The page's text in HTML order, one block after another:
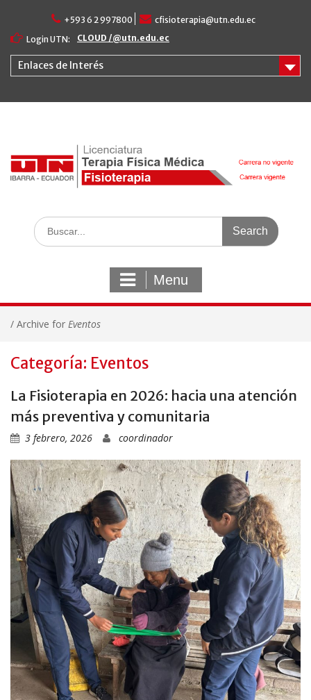
content
+593 6 2 997800
cfisioterapia@utn.edu.ec
Login UTN:
CLOUD /@utn.edu.ec
Enlaces de Interés
Search
for:
Menu
/ Archive for Eventos
Categoría: Eventos
La Fisioterapia en 2026: hacia una atención
más preventiva y comunitaria
3 febrero, 2026 coordinador